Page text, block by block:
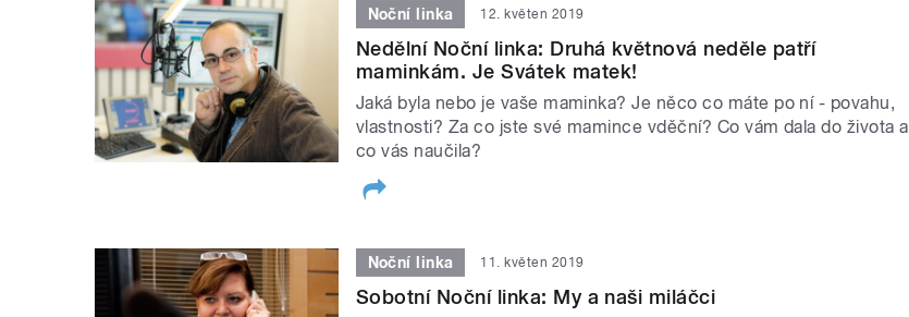
Noční linka 12. květen 2019
Nedělní Noční linka: Druhá květnová neděle patří
maminkám. Je Svátek matek!
Jaká byla nebo je vaše maminka? Je něco co máte po ní - povahu,
vlastnosti? Za co jste své mamince vděční? Co vám dala do života a
co vás naučila?
Noční linka 11. květen 2019
Sobotní Noční linka: My a naši miláčci